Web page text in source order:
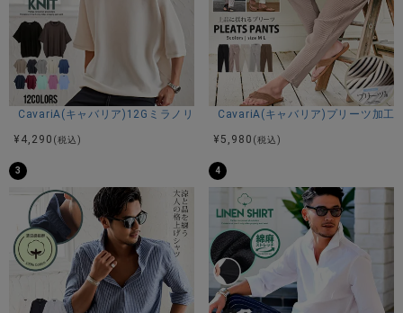
CavariA(キャバリア)12Gミラノリブクルーネックドルマンハーフスリー
¥ 4,290 (税込)
CavariA(キャバリア)プリーツ加工
¥ 5,980 (税込)
3 4